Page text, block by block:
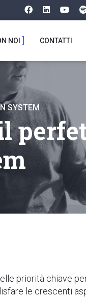
NOI CONTATTI
SYSTEM
priorità chiave
le crescenti